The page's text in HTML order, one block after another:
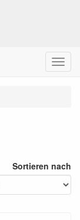
Menu
Sortieren nach